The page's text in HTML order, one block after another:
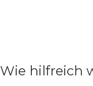
Wie hilfreich